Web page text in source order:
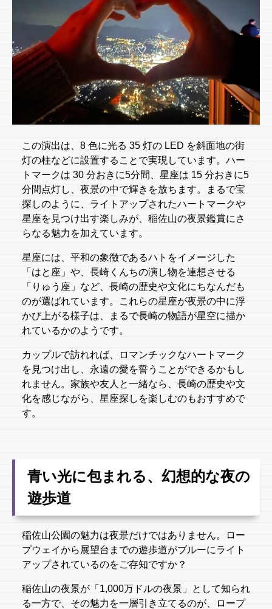
この演出は、8 色に光る 35 灯の LED を斜面地の街
灯の柱などに設置することで実現しています。ハー
トマークは 30 分おきに5分間、星座は 15 分おきに5
分間点灯し、夜景の中で輝きを放ちます。まるで宝
探しのように、ライトアップされたハートマークや
星座を見つけ出す楽しみが、稲佐山の夜景鑑賞にさ
らなる魅力を加えています。
星座には、平和の象徴であるハトをイメージした
「はと座」や、長崎くんちの演し物を連想させる
「りゅう座」など、長崎の歴史や文化にちなんだも
のが選ばれています。これらの星座が夜景の中に浮
かび上がる様子は、まるで長崎の物語が星空に描か
れているかのようです。
カップルで訪れれば、ロマンチックなハートマーク
を見つけ出し、永遠の愛を誓うことができるかもし
れません。家族や友人と一緒なら、長崎の歴史や文
化を感じながら、星座探しを楽しむのもおすすめで
す。
青い光に包まれる、幻想的な夜の
遊歩道
稲佐山公園の魅力は夜景だけではありません。ロー
プウェイから展望台までの遊歩道がブルーにライト
アップされているのをご存知ですか？
稲佐山の夜景が「1,000万ドルの夜景」として知られ
る一方で、その魅力を一層引き立てるのが、ロープ